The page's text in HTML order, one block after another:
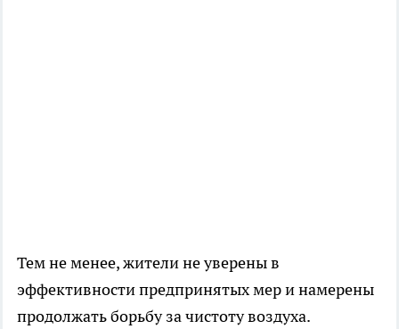
Тем не менее, жители не уверены в
эффективности предпринятых мер и намерены
продолжать борьбу за чистоту воздуха.